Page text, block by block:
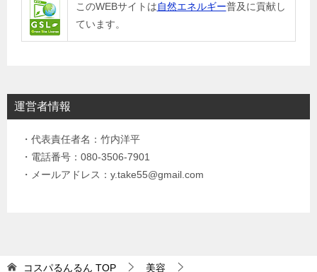
このWEBサイトは自然エネルギー普及に貢献し
ています。
運営者情報
・代表責任者名：竹内洋平
・電話番号：080-3506-7901
・メールアドレス：y.take55@gmail.com
コスパるんるん TOP 美容